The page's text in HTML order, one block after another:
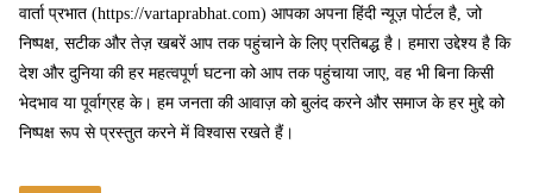
वार्ता प्रभात (https://vartaprabhat.com) आपका अपना हिंदी न्यूज़ पोर्टल है, जो
निष्पक्ष, सटीक और तेज़ खबरें आप तक पहुंचाने के लिए प्रतिबद्ध है। हमारा उद्देश्य है कि
देश और दुनिया की हर महत्वपूर्ण घटना को आप तक पहुंचाया जाए, वह भी बिना किसी
भेदभाव या पूर्वाग्रह के। हम जनता की आवाज़ को बुलंद करने और समाज के हर मुद्दे को
निष्पक्ष रूप से प्रस्तुत करने में विश्वास रखते हैं।